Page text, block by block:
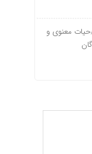
معنوی و